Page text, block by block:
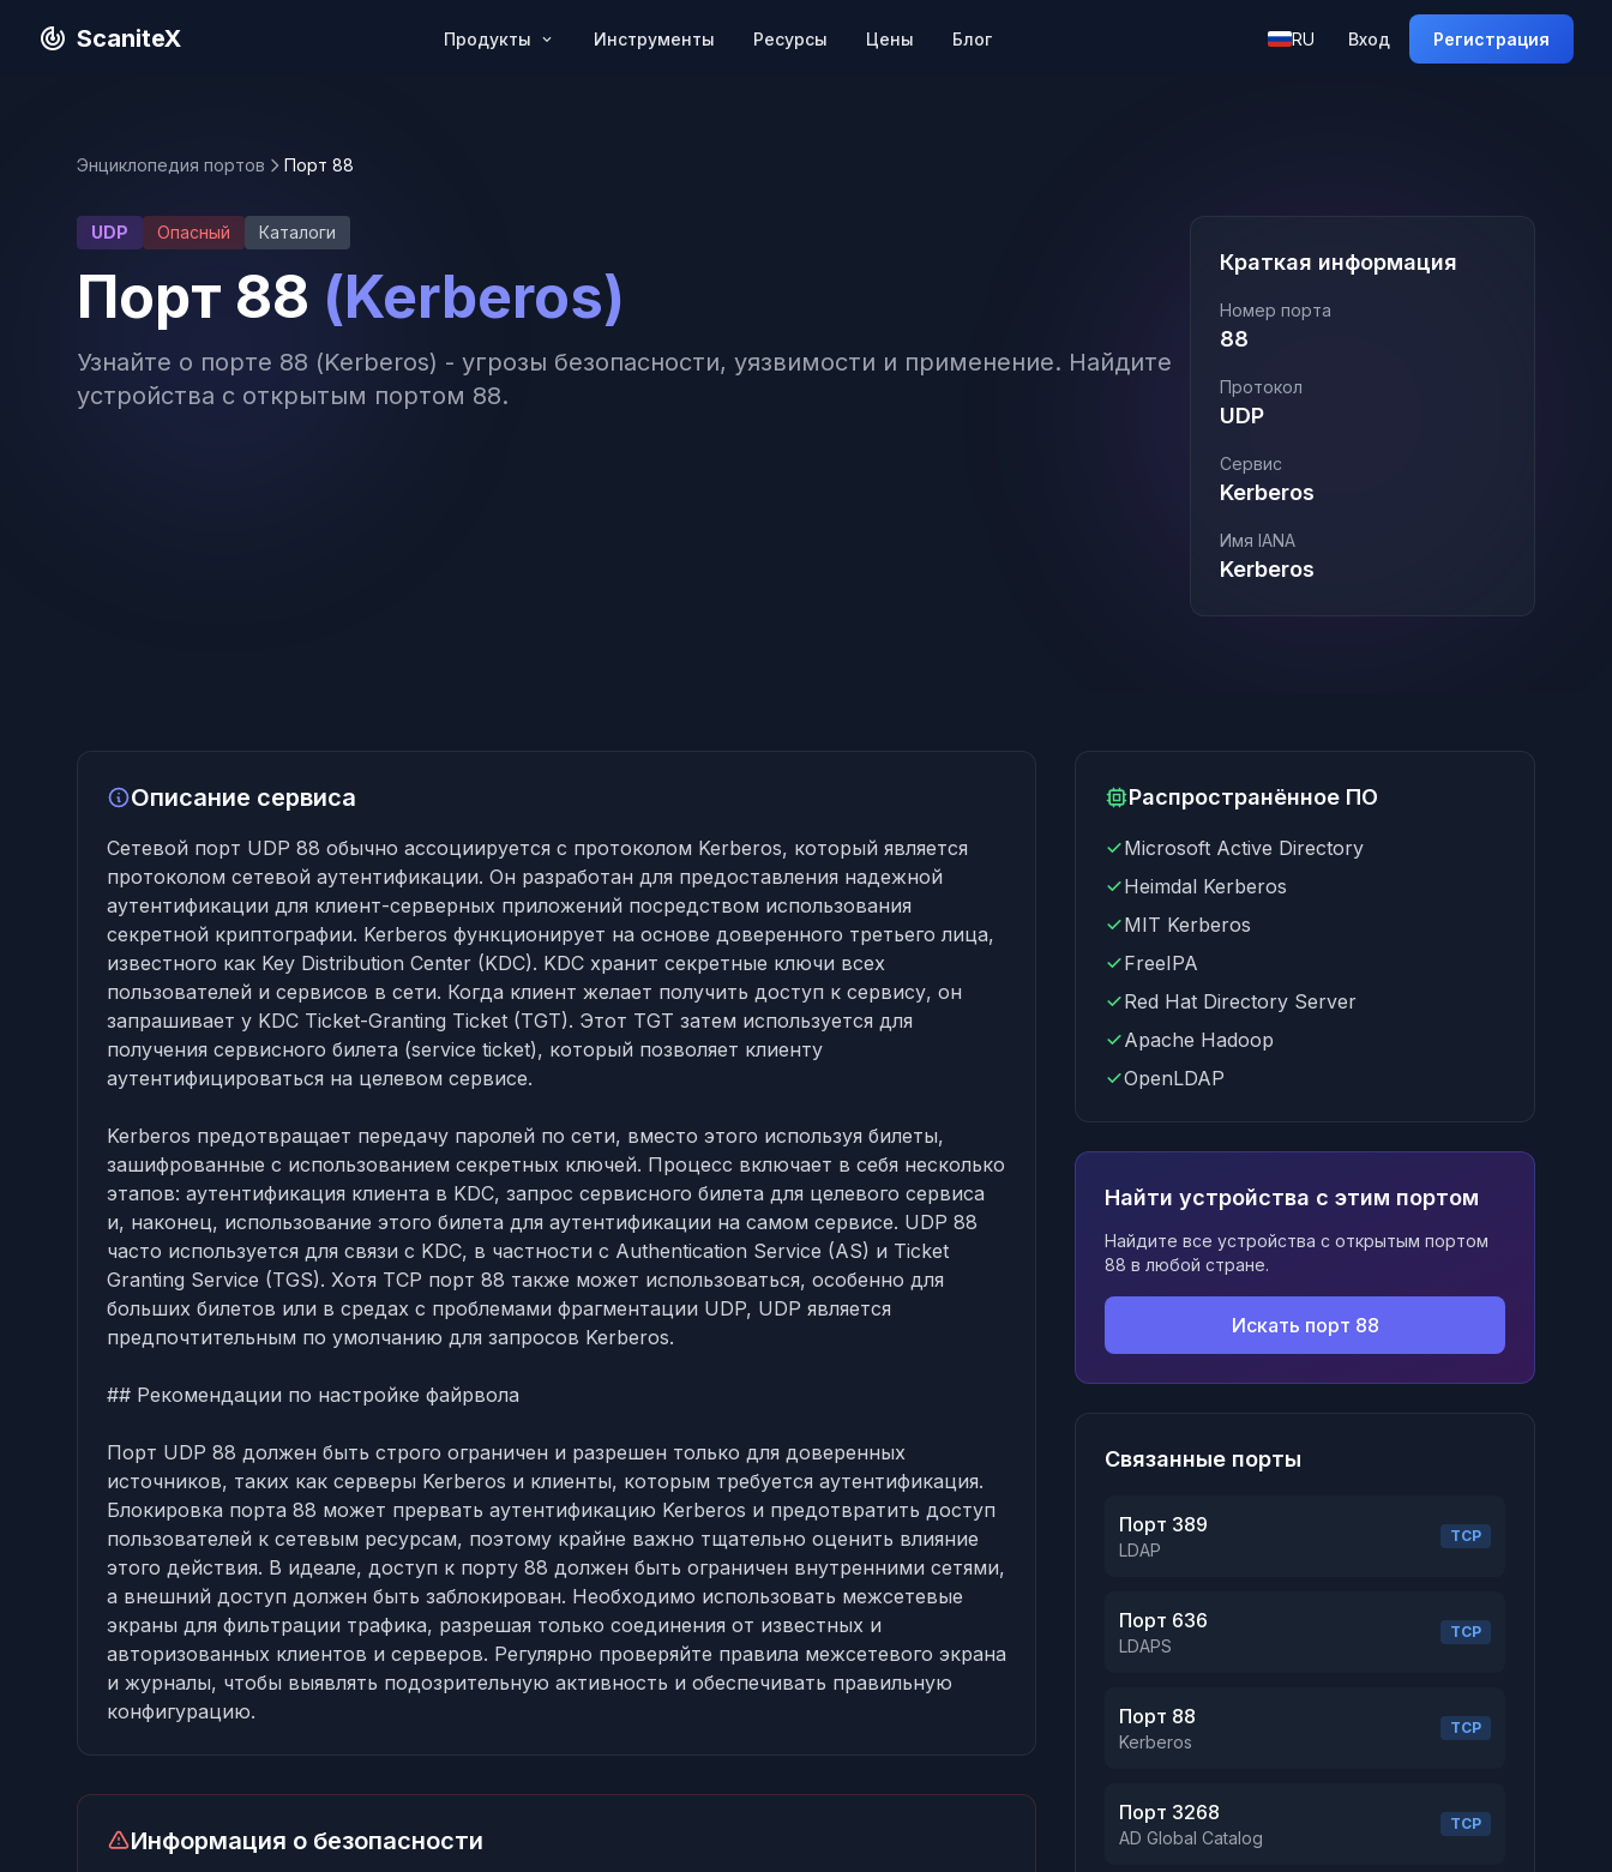
ScaniteX Продукты Инструменты Ресурсы Цены Блог RU Вход Регистрация
Энциклопедия портов Порт 88
UDP Опасный Каталоги
Порт 88 (Kerberos)
Узнайте о порте 88 (Kerberos) - угрозы безопасности, уязвимости и применение. Найдите
устройства с открытым портом 88.
Краткая информация
Номер порта
88
Протокол
UDP
Сервис
Kerberos
Имя IANA
Kerberos
Описание сервиса
Сетевой порт UDP 88 обычно ассоциируется с протоколом Kerberos, который является
протоколом сетевой аутентификации. Он разработан для предоставления надежной
аутентификации для клиент-серверных приложений посредством использования
секретной криптографии. Kerberos функционирует на основе доверенного третьего лица,
известного как Key Distribution Center (KDC). KDC хранит секретные ключи всех
пользователей и сервисов в сети. Когда клиент желает получить доступ к сервису, он
запрашивает у KDC Ticket-Granting Ticket (TGT). Этот TGT затем используется для
получения сервисного билета (service ticket), который позволяет клиенту
аутентифицироваться на целевом сервисе.
Kerberos предотвращает передачу паролей по сети, вместо этого используя билеты,
зашифрованные с использованием секретных ключей. Процесс включает в себя несколько
этапов: аутентификация клиента в KDC, запрос сервисного билета для целевого сервиса
и, наконец, использование этого билета для аутентификации на самом сервисе. UDP 88
часто используется для связи с KDC, в частности с Authentication Service (AS) и Ticket
Granting Service (TGS). Хотя TCP порт 88 также может использоваться, особенно для
больших билетов или в средах с проблемами фрагментации UDP, UDP является
предпочтительным по умолчанию для запросов Kerberos.
## Рекомендации по настройке файрвола
Порт UDP 88 должен быть строго ограничен и разрешен только для доверенных
источников, таких как серверы Kerberos и клиенты, которым требуется аутентификация.
Блокировка порта 88 может прервать аутентификацию Kerberos и предотвратить доступ
пользователей к сетевым ресурсам, поэтому крайне важно тщательно оценить влияние
этого действия. В идеале, доступ к порту 88 должен быть ограничен внутренними сетями,
а внешний доступ должен быть заблокирован. Необходимо использовать межсетевые
экраны для фильтрации трафика, разрешая только соединения от известных и
авторизованных клиентов и серверов. Регулярно проверяйте правила межсетевого экрана
и журналы, чтобы выявлять подозрительную активность и обеспечивать правильную
конфигурацию.
Информация о безопасности
Распространённое ПО
Microsoft Active Directory
Heimdal Kerberos
MIT Kerberos
FreeIPA
Red Hat Directory Server
Apache Hadoop
OpenLDAP
Найти устройства с этим портом
Найдите все устройства с открытым портом
88 в любой стране.
Искать порт 88
Связанные порты
Порт 389
LDAP
TCP
Порт 636
LDAPS
TCP
Порт 88
Kerberos
TCP
Порт 3268
AD Global Catalog
TCP